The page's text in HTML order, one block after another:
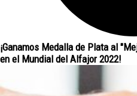
¡Ganamos Medalla de Plata al
en el Mundial del Alfajor 2022!